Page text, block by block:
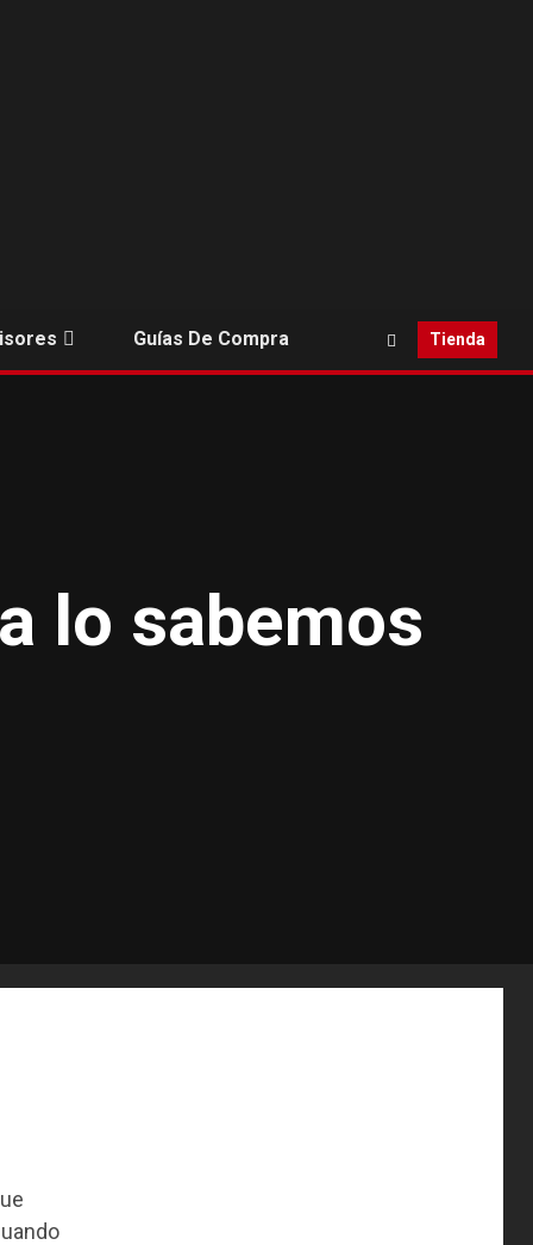
Guías De Compra Tienda
lo sabemos